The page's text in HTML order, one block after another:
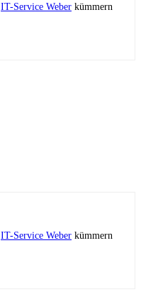
IT-Service Weber kümmern
IT-Service Weber kümmern